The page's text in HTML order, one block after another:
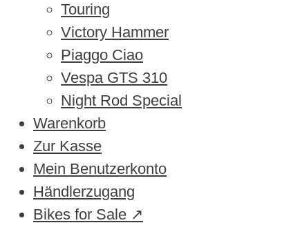
Touring
Victory Hammer
Piaggo Ciao
Vespa GTS 310
Night Rod Special
Warenkorb
Zur Kasse
Mein Benutzerkonto
Händlerzugang
Bikes for Sale ↗